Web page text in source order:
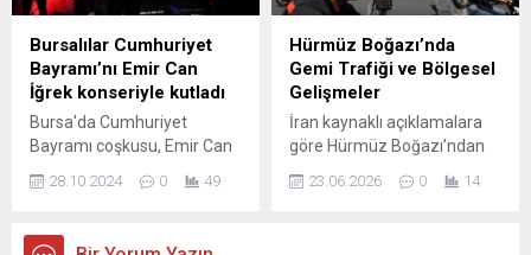
Başkanı Mustafa Duran,
belediye meclis üyeleri,
kulüp yöneticileri, sporcular
ve aileleri katıldı. Eğitim
programında alanında
uzman isimler sporcu
sağlığına ilişkin önemli...
sürüklenen çocukların
cezalarının infazına yönelik
olduğunu belirtti. Gürlek, bu
konuda kurulan komisyonun
raporunun beklenildiğini
vurgulayarak, sürecin hukuki
çerçevede yürütüldüğünü...
Bursalılar Cumhuriyet
Bayramı’nı Emir Can
İğrek konseriyle kutladı
Bursa'da Cumhuriyet
Bayramı coşkusu, Emir Can
İğrek konseriyle taçlanıyor!
Eğlenceli etkinlikler ve
günde bize katılın. Bayram
28.10.2024 0 49
Hürmüz Boğazı’nda
Gemi Trafiği ve Bölgesel
Gelişmeler
İran kaynaklı açıklamalara
göre Hürmüz Boğazı’ndan
günlük geçiş sayısına
sınırlama getirildi. Devrim
23.06.2026 0 14